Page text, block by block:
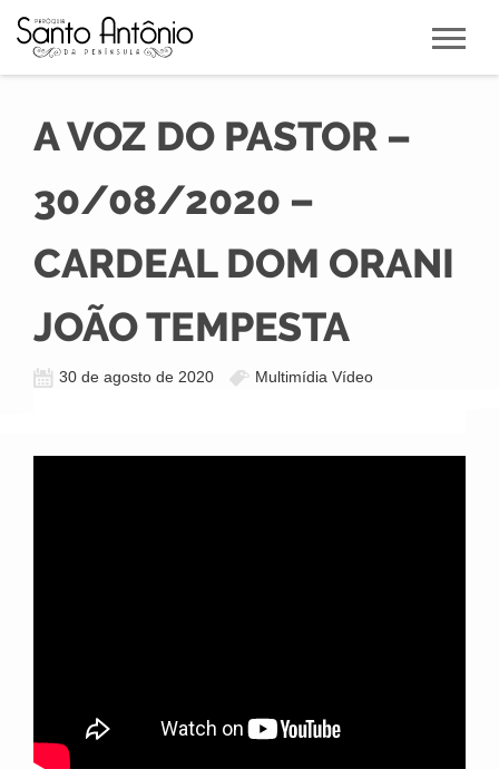
A VOZ DO PASTOR –
30/08/2020 –
CARDEAL DOM ORANI
JOÃO TEMPESTA
30 de agosto de 2020 Multimídia Vídeo